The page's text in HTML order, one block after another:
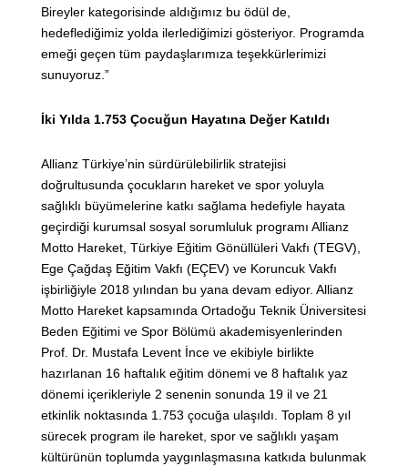
Bireyler kategorisinde aldığımız bu ödül de,
hedeflediğimiz yolda ilerlediğimizi gösteriyor. Programda
emeği geçen tüm paydaşlarımıza teşekkürlerimizi
sunuyoruz.”
İki Yılda 1.753 Çocuğun Hayatına Değer Katıldı
Allianz Türkiye’nin sürdürülebilirlik stratejisi
doğrultusunda çocukların hareket ve spor yoluyla
sağlıklı büyümelerine katkı sağlama hedefiyle hayata
geçirdiği kurumsal sosyal sorumluluk programı Allianz
Motto Hareket, Türkiye Eğitim Gönüllüleri Vakfı (TEGV),
Ege Çağdaş Eğitim Vakfı (EÇEV) ve Koruncuk Vakfı
işbirliğiyle 2018 yılından bu yana devam ediyor. Allianz
Motto Hareket kapsamında Ortadoğu Teknik Üniversitesi
Beden Eğitimi ve Spor Bölümü akademisyenlerinden
Prof. Dr. Mustafa Levent İnce ve ekibiyle birlikte
hazırlanan 16 haftalık eğitim dönemi ve 8 haftalık yaz
dönemi içerikleriyle 2 senenin sonunda 19 il ve 21
etkinlik noktasında 1.753 çocuğa ulaşıldı. Toplam 8 yıl
sürecek program ile hareket, spor ve sağlıklı yaşam
kültürünün toplumda yaygınlaşmasına katkıda bulunmak